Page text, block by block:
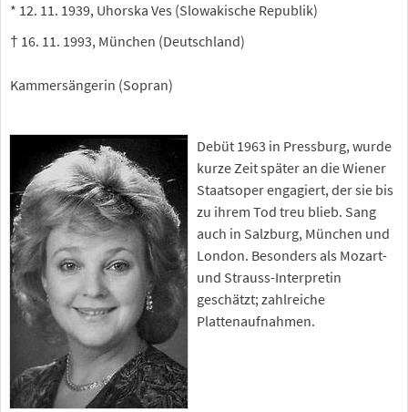
* 12. 11. 1939, Uhorska Ves (Slowakische Republik)
† 16. 11. 1993, München (Deutschland)
Kammersängerin (Sopran)
Debüt 1963 in Pressburg, wurde
kurze Zeit später an die Wiener
Staatsoper engagiert, der sie bis
zu ihrem Tod treu blieb. Sang
auch in Salzburg, München und
London. Besonders als Mozart-
und Strauss-Interpretin
geschätzt; zahlreiche
Plattenaufnahmen.